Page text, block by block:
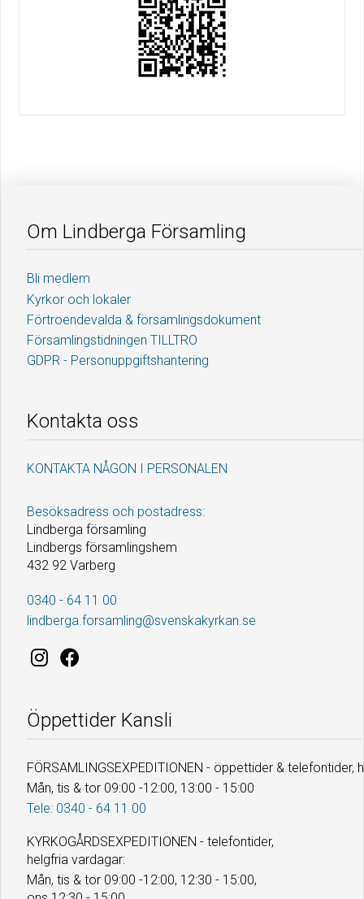
Om Lindberga Församling
Bli medlem
Kyrkor och lokaler
Förtroendevalda & församlingsdokument
Församlingstidningen TILLTRO
GDPR - Personuppgiftshantering
Kontakta oss
KONTAKTA NÅGON I PERSONALEN
Besöksadress och postadress:
Lindberga församling
Lindbergs församlingshem
432 92 Varberg
0340 - 64 11 00
lindberga.forsamling@svenskakyrkan.se
Öppettider Kansli
FÖRSAMLINGSEXPEDITIONEN - öppettider & telefontider,
Mån, tis & tor 09:00 -12:00, 13:00 - 15:00
Tele: 0340 - 64 11 00
KYRKOGÅRDSEXPEDITIONEN - telefontider,
helgfria vardagar:
Mån, tis & tor 09:00 -12:00, 12:30 - 15:00,